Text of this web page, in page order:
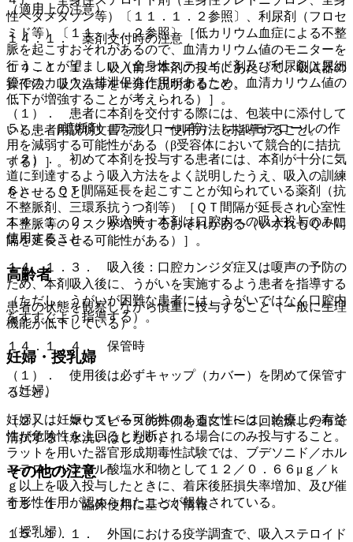
（適用上の注意）
１４．１． 薬剤交付時の注意
１４．１．１． 吸入前：本剤の投与にあたって、吸入器の
操作法、吸入法等を十分に説明すること。
（１）． 患者に本剤を交付する際には、包装中に添付して
いる患者用説明文書を渡し、使用方法を指導すること。
（２）． 初めて本剤を投与する患者には、本剤が十分に気
道に到達するよう吸入方法をよく説明したうえ、吸入の訓練
をさせること。
１４．１．２． 吸入時：本剤は口腔内への吸入投与のみに
使用すること。
１４．１．３． 吸入後：口腔カンジダ症又は嗄声の予防の
ため、本剤吸入後に、うがいを実施するよう患者を指導する
（ただし、うがいが困難な患者には、うがいではなく口腔内
をすすぐよう指導する）。
１４．１．４． 保管時
（１）． 使用後は必ずキャップ（カバー）を閉めて保管す
ること。
（２）． マウスピースの外側を週に１〜２回乾燥した布で
清拭する（水洗いはしない）。
その他の注意
１５．１． 臨床使用に基づく情報
１５．１．１． 外国における疫学調査で、吸入ステロイド
性ベタメタゾン等）〔１１．１．２参照〕、利尿剤（フロセ
ミド等）〔１１．１．２参照〕［低カリウム血症による不整
脈を起こすおそれがあるので、血清カリウム値のモニターを
行うことが望ましい（全身性ステロイド剤及び利尿剤は尿細
管でのカリウム排泄促進作用があるため、血清カリウム値の
低下が増強することが考えられる）］。
５）． β遮断剤（アテノロール等）［ホルモテロールの作
用を減弱する可能性がある（β受容体において競合的に拮抗
する）］。
６）． ＱＴ間隔延長を起こすことが知られている薬剤（抗
不整脈剤、三環系抗うつ剤等）［ＱＴ間隔が延長され心室性
不整脈等のリスクが増大するおそれがある（いずれもＱＴ間
隔を延長させる可能性がある）］。
高齢者
患者の状態を観察しながら慎重に投与すること（一般に生理
機能が低下している）。
妊婦・授乳婦
（妊婦）
妊婦又は妊娠している可能性のある女性には、治療上の有益
性が危険性を上回ると判断される場合にのみ投与すること。
ラットを用いた器官形成期毒性試験では、ブデソニド／ホル
モテロールフマル酸塩水和物として１２／０．６６μｇ／ｋ
ｇ以上を吸入投与したときに、着床後胚損失率増加、及び催
奇形性作用が認められたことが報告されている。
（授乳婦）